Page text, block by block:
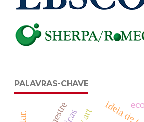
PALAVRAS-CHAVE
mestre